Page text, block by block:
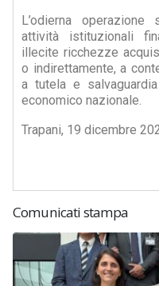
L’odierna
attività istituzionali
illecite ricchezze
o indirettamente, a
a tutela e
economico nazionale.
Trapani, 19 dicembre
Comunicati stampa